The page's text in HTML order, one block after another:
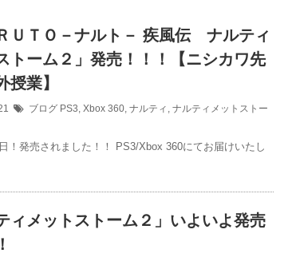
ＵＴＯ－ナルト－ 疾風伝 ナルティ
トーム２」発売！！！【ニシカワ先
授業】
ブログ PS3, Xbox 360, ナルティ , ナルティメットストー
！発売されました！！ PS3/Xbox 360にてお届けいたし
ィメットストーム２」いよいよ発売